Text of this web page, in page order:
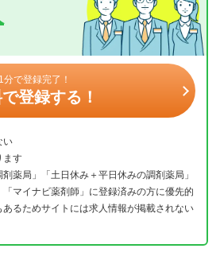
1分で登録完了！
登録する！
い
ます
剤薬局」「土日休み＋平日休みの調剤薬局」
マイナビ薬剤師」に登録済みの方に優先的
るためサイトには求人情報が掲載されない